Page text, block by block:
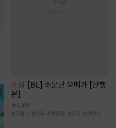
소설 [BL] 소문난 오메가 [단행
본]
1.4만
#굴림수 #감금 #절륜공 #강공 #헌신수